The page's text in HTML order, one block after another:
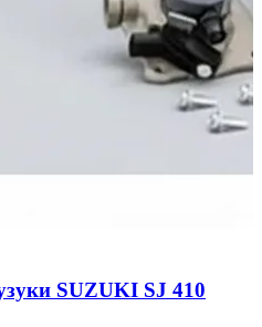
SUZUKI SJ 410